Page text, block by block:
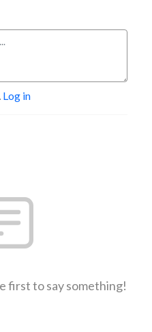
Log in
first to say something!